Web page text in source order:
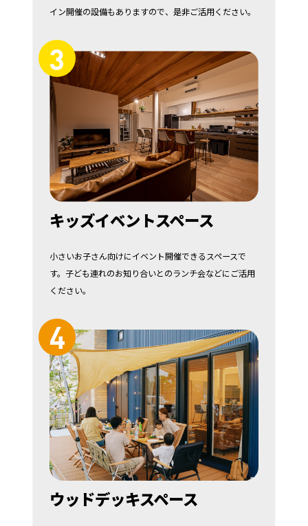
イン開催の設備もありますので、是非ご活用ください。
3
キッズイベントスペース
小さいお子さん向けにイベント開催できるスペースで
す。子ども連れのお知り合いとのランチ会などにご活用
ください。
4
ウッドデッキスペース